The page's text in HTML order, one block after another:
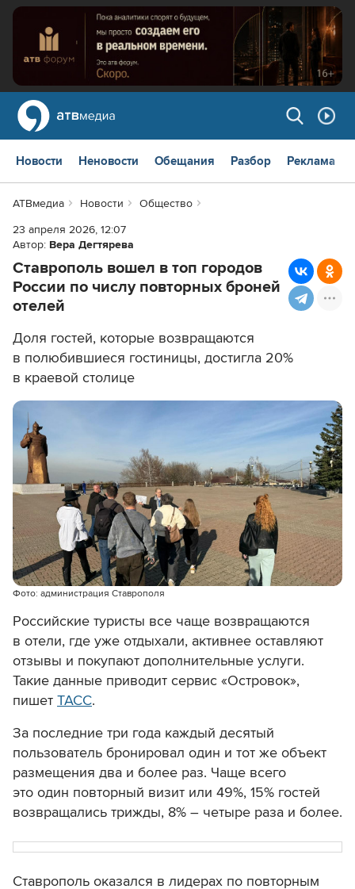
Новости Неновости Обещания Разбор Реклама
АТВмедиа Новости
Общество
23 апреля 2026, 12:07
Автор: Вера Дегтярева
Ставрополь вошел в топ городов
России по числу повторных броней
отелей
Доля гостей, которые возвращаются
в полюбившиеся гостиницы, достигла 20%
в краевой столице
Фото: администрация Ставрополя
Российские туристы все чаще возвращаются
в отели, где уже отдыхали, активнее оставляют
отзывы и покупают дополнительные услуги.
Такие данные приводит сервис «Островок»,
пишет ТАСС.
За последние три года каждый десятый
пользователь бронировал один и тот же объект
размещения два и более раз. Чаще всего
это один повторный визит или 49%, 15% гостей
возвращались трижды, 8% – четыре раза и более.
Ставрополь оказался в лидерах по повторным